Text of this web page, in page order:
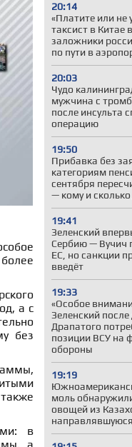
20:14
«Платите или не
таксист в Китае
заложники
по пути в
20:03
Чудо
мужчина с
после инсульта
операцию
19:50
Прибавка без
категориям
сентября
— кому и
19:41
Зеленский
Сербию — Вучич
ЕС, но санкции
введёт
19:33
«Особое
Зеленский
Драпатого
позиции ВСУ на
обороны
19:19
моль
овощей из
а с
без
в